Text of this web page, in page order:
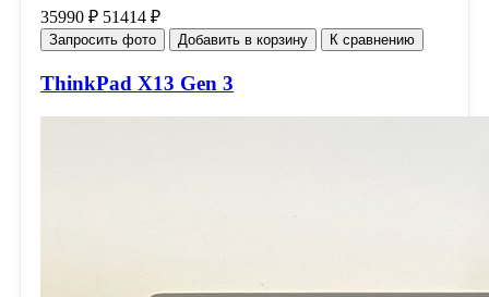
35990 ₽ 51414 ₽
Запросить фото Добавить в корзину К сравнению
ThinkPad X13 Gen 3